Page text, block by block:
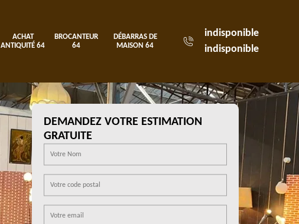
ACHAT
ANTIQUITÉ 64
BROCANTEUR
64
DÉBARRAS DE
MAISON 64
indisponible
indisponible
DEMANDEZ VOTRE ESTIMATION
GRATUITE